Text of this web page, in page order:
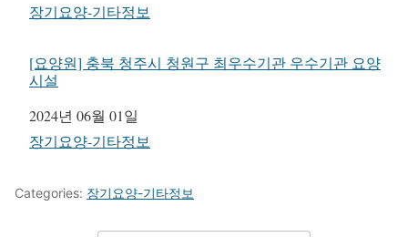
관련 항목
장기요양-기타정보
[요양원] 충북 청주시 청원구 최우수기관 우수기관 요양
시설
일자
2024년 06월 01일
관련 항목
장기요양-기타정보
Categories: 장기요양-기타정보